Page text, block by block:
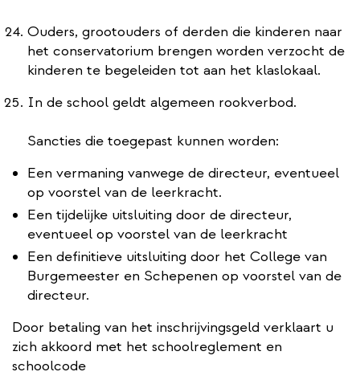
Ouders, grootouders of derden die kinderen naar
het conservatorium brengen worden verzocht de
kinderen te begeleiden tot aan het klaslokaal.
In de school geldt algemeen rookverbod.
Sancties die toegepast kunnen worden:
Een vermaning vanwege de directeur, eventueel
op voorstel van de leerkracht.
Een tijdelijke uitsluiting door de directeur,
eventueel op voorstel van de leerkracht
Een definitieve uitsluiting door het College van
Burgemeester en Schepenen op voorstel van de
directeur.
Door betaling van het inschrijvingsgeld verklaart u
zich akkoord met het schoolreglement en
schoolcode